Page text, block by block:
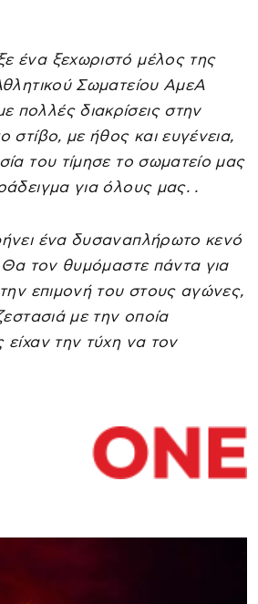
ένα ξεχωριστό μέλος της
Σωματείου ΑμεΑ
διακρίσεις στην
στίβο, με ήθος και ευγένεια,
του τίμησε το σωματείο μας
για όλους μας. .
ένα δυσαναπλήρωτο κενό
Θα τον θυμόμαστε πάντα για
επιμονή του στους αγώνες,
με την οποία
είχαν την τύχη να τον